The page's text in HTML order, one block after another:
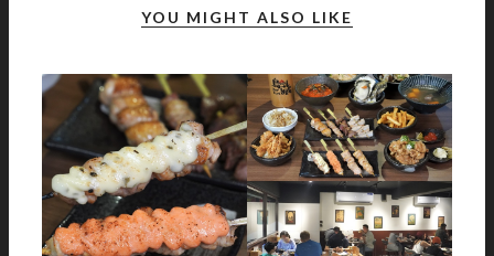
YOU MIGHT ALSO LIKE